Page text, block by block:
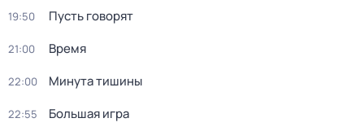
19:50 Пусть говорят
21:00 Время
22:00 Минута тишины
22:55 Большая игра